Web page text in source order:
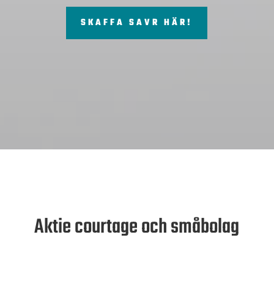
SKAFFA SAVR HÄR!
Aktie courtage och småbolag